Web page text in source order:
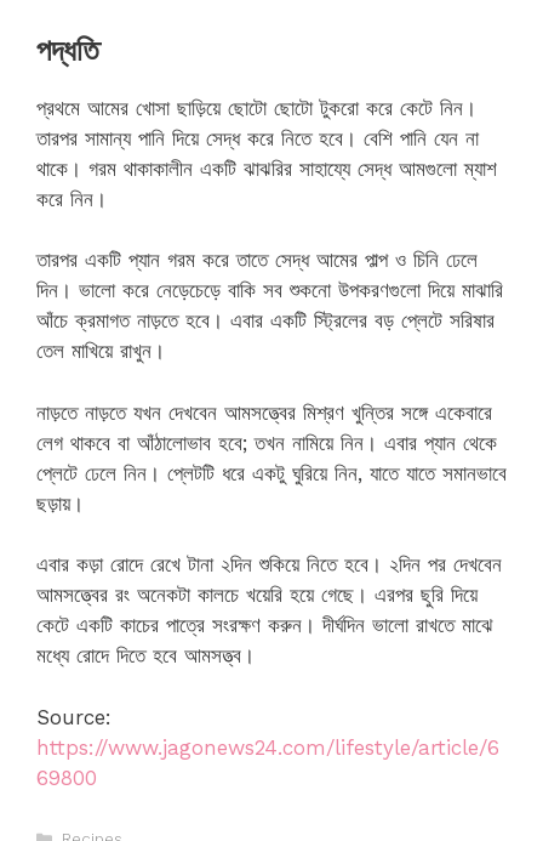
পদ্ধতি
প্রথমে আমের খোসা ছাড়িয়ে ছোটো ছোটো টুকরো করে কেটে নিন।
তারপর সামান্য পানি দিয়ে সেদ্ধ করে নিতে হবে। বেশি পানি যেন না
থাকে। গরম থাকাকালীন একটি ঝাঝরির সাহায্যে সেদ্ধ আমগুলো ম্যাশ
করে নিন।
তারপর একটি প্যান গরম করে তাতে সেদ্ধ আমের পাল্প ও চিনি ঢেলে
দিন। ভালো করে নেড়েচেড়ে বাকি সব শুকনো উপকরণগুলো দিয়ে মাঝারি
আঁচে ক্রমাগত নাড়তে হবে। এবার একটি স্ট্রিলের বড় প্লেটে সরিষার
তেল মাখিয়ে রাখুন।
নাড়তে নাড়তে যখন দেখবেন আমসত্ত্বের মিশ্রণ খুন্তির সঙ্গে একেবারে
লেগ থাকবে বা আঁঠালোভাব হবে; তখন নামিয়ে নিন। এবার প্যান থেকে
প্লেটে ঢেলে নিন। প্লেটটি ধরে একটু ঘুরিয়ে নিন, যাতে যাতে সমানভাবে
ছড়ায়।
এবার কড়া রোদে রেখে টানা ২দিন শুকিয়ে নিতে হবে। ২দিন পর দেখবেন
আমসত্ত্বের রং অনেকটা কালচে খয়েরি হয়ে গেছে। এরপর ছুরি দিয়ে
কেটে একটি কাচের পাত্রে সংরক্ষণ করুন। দীর্ঘদিন ভালো রাখতে মাঝে
মধ্যে রোদে দিতে হবে আমসত্ত্ব।
Source:
https://www.jagonews24.com/lifestyle/article/6
69800
Categories